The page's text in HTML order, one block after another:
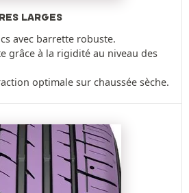
LARGES
avec barrette robuste.
grâce à la rigidité au niveau des
optimale sur chaussée sèche.